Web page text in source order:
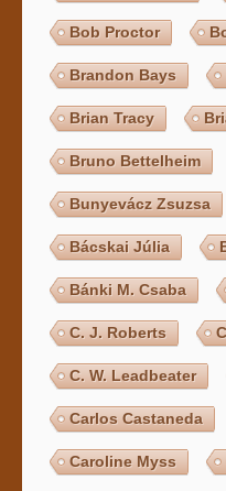
Bob Proctor
Brandon Bays
Brian Tracy
Bruno Bettelheim
Bunyevácz Zsuzsa
Bácskai Júlia
Bánki M. Csaba
C. J. Roberts
C. W. Leadbeater
Carlos Castaneda
Caroline Myss